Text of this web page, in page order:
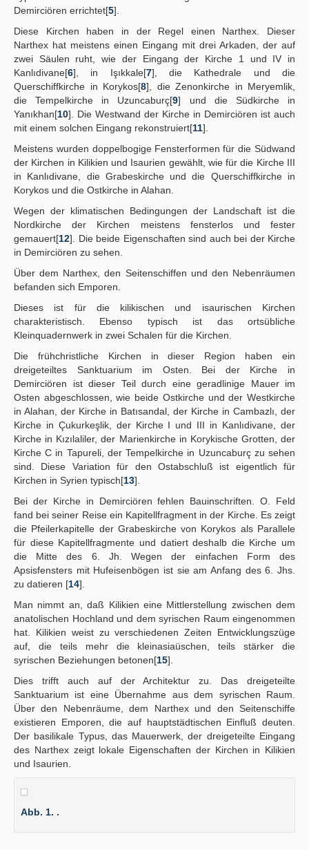
Demirciören errichtet[5].
Diese Kirchen haben in der Regel einen Narthex. Dieser
Narthex hat meistens einen Eingang mit drei Arkaden, der auf
zwei Säulen ruht, wie der Eingang der Kirche 1 und IV in
Kanlıdivane[6], in Işıkkale[7], die Kathedrale und die
Querschiffkirche in Korykos[8], die Zenonkirche in Meryemlik,
die Tempelkirche in Uzuncaburç[9] und die Südkirche in
Yanıkhan[10]. Die Westwand der Kirche in Demirciören ist auch
mit einem solchen Eingang rekonstruiert[11].
Meistens wurden doppelbogige Fensterformen für die Südwand
der Kirchen in Kilikien und Isaurien gewählt, wie für die Kirche III
in Kanlıdivane, die Grabeskirche und die Querschiffkirche in
Korykos und die Ostkirche in Alahan.
Wegen der klimatischen Bedingungen der Landschaft ist die
Nordkirche der Kirchen meistens fensterlos und fester
gemauert[12]. Die beide Eigenschaften sind auch bei der Kirche
in Demirciören zu sehen.
Über dem Narthex, den Seitenschiffen und den Nebenräumen
befanden sich Emporen.
Dieses ist für die kilikischen und isaurischen Kirchen
charakteristisch. Ebenso typisch ist das ortsübliche
Kleinquadernwerk in zwei Schalen für die Kirchen.
Die frühchristliche Kirchen in dieser Region haben ein
dreigeteiltes Sanktuarium im Osten. Bei der Kirche in
Demirciören ist dieser Teil durch eine geradlinige Mauer im
Osten abgeschlossen, wie beide Ostkirche und der Westkirche
in Alahan, der Kirche in Batısandal, der Kirche in Cambazlı, der
Kirche in Çukurkeşlik, der Kirche I und III in Kanlıdivane, der
Kirche in Kızılaliler, der Marienkirche in Korykische Grotten, der
Kirche C in Tapureli, der Tempelkirche in Uzuncaburç zu sehen
sind. Diese Variation für den Ostabschluß ist eigentlich für
Kirchen in Syrien typisch[13].
Bei der Kirche in Demirciören fehlen Bauinschriften. O. Feld
fand bei seiner Reise ein Kapitellfragment in der Kirche. Es zeigt
die Pfeilerkapitelle der Grabeskirche von Korykos als Parallele
für diese Kapitellfragmente und datiert deshalb die Kirche um
die Mitte des 6. Jh. Wegen der einfachen Form des
Apsisfensters mit Hufeisenbögen ist sie am Anfang des 6. Jhs.
zu datieren [14].
Man nimmt an, daß Kilikien eine Mittlerstellung zwischen dem
anatolischen Hochland und dem syrischen Raum eingenommen
hat. Kilikien weist zu verschiedenen Zeiten Entwicklungszüge
auf, die teils mehr die kleinasiaüschen, teils stärker die
syrischen Beziehungen betonen[15].
Dies trifft auch auf der Architektur zu. Das dreigeteilte
Sanktuarium ist eine Übernahme aus dem syrischen Raum.
Über den Nebenräume, dem Narthex und den Seitenschiffe
existieren Emporen, die auf hauptstädtischen Einfluß deuten.
Der basilikale Typus, das Mauerwerk, der dreigeteilte Eingang
des Narthex zeigt lokale Eigenschaften der Kirchen in Kilikien
und Isaurien.
Abb. 1. .